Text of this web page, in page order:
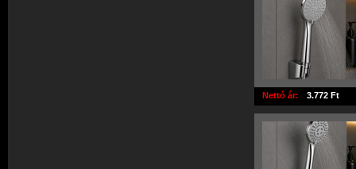
Nettó ár: 3.772 Ft